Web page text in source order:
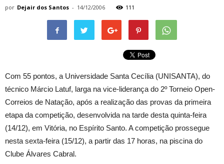
por Dejair dos Santos - 14/12/2006 111
Com 55 pontos, a Universidade Santa Cecília (UNISANTA), do
técnico Márcio Latuf, larga na vice-liderança do 2º Torneio Open-
Correios de Natação, após a realização das provas da primeira
etapa da competição, desenvolvida na tarde desta quinta-feira
(14/12), em Vitória, no Espírito Santo. A competição prossegue
nesta sexta-feira (15/12), a partir das 17 horas, na piscina do
Clube Álvares Cabral.